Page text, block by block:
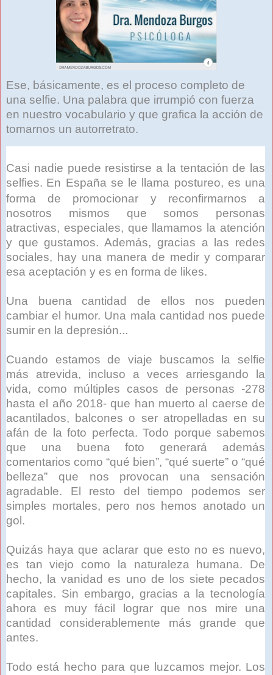
Ese, básicamente, es el proceso completo de
una selfie. Una palabra que irrumpió con fuerza
en nuestro vocabulario y que grafica la acción de
tomarnos un autorretrato.
Casi nadie puede resistirse a la tentación de las
selfies. En España se le llama postureo, es una
forma de promocionar y reconfirmarnos a
nosotros mismos que somos personas
atractivas, especiales, que llamamos la atención
y que gustamos. Además, gracias a las redes
sociales, hay una manera de medir y comparar
esa aceptación y es en forma de likes.
Una buena cantidad de ellos nos pueden
cambiar el humor. Una mala cantidad nos puede
sumir en la depresión...
Cuando estamos de viaje buscamos la selfie
más atrevida, incluso a veces arriesgando la
vida, como múltiples casos de personas -278
hasta el año 2018- que han muerto al caerse de
acantilados, balcones o ser atropelladas en su
afán de la foto perfecta. Todo porque sabemos
que una buena foto generará además
comentarios como “qué bien”, “qué suerte” o “qué
belleza” que nos provocan una sensación
agradable. El resto del tiempo podemos ser
simples mortales, pero nos hemos anotado un
gol.
Quizás haya que aclarar que esto no es nuevo,
es tan viejo como la naturaleza humana. De
hecho, la vanidad es uno de los siete pecados
capitales. Sin embargo, gracias a la tecnología
ahora es muy fácil lograr que nos mire una
cantidad considerablemente más grande que
antes.
Todo está hecho para que luzcamos mejor. Los